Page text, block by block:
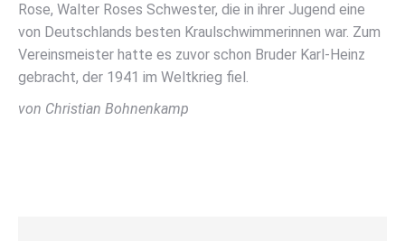
Rose, Walter Roses Schwester, die in ihrer Jugend eine
von Deutschlands besten Kraulschwimmerinnen war. Zum
Vereinsmeister hatte es zuvor schon Bruder Karl-Heinz
gebracht, der 1941 im Weltkrieg fiel.
von Christian Bohnenkamp